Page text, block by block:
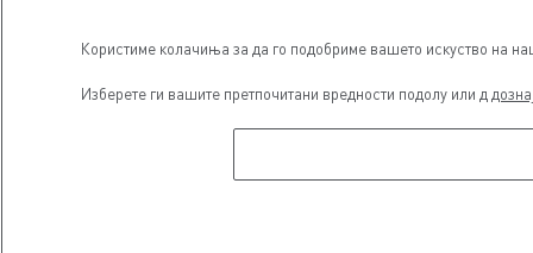
Користиме колачиња за да го подобриме вашето искуство на
Изберете ги вашите претпочитани вредности подолу или д